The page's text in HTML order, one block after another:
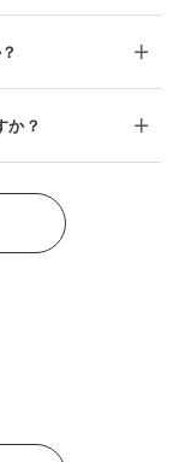
か？